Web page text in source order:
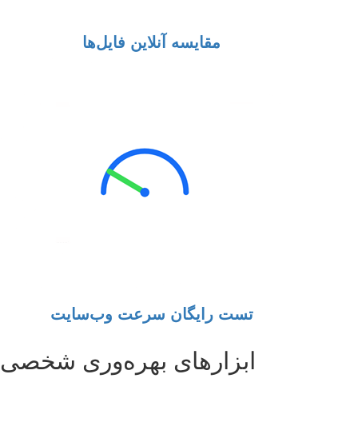
مقایسه آنلاین فایل‌ها
تست رایگان سرعت وب‌سایت
ابزارهای بهره‌وری شخصی